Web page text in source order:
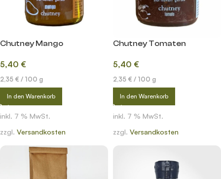
Chutney Mango
5,40 €
2,35 € / 100 g
In den Warenkorb
inkl. 7 % MwSt.
zzgl. Versandkosten
Chutney Tomaten
5,40 €
2,35 € / 100 g
In den Warenkorb
inkl. 7 % MwSt.
zzgl. Versandkosten